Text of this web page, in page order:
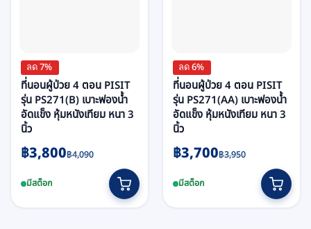
ลด 7%
ที่นอนผู้ป่วย 4 ตอน PISIT
รุ่น PS271(B) เบาะฟองน้ำ
อัดแข็ง หุ้มหนังเทียม หนา 3
นิ้ว
฿4,090
Original
was:
฿3,800
Current
is:มีสต็อก
ลด 6%
ที่นอนผู้ป่วย 4 ตอน PISIT
รุ่น PS271(AA) เบาะฟองน้ำ
อัดแข็ง หุ้มหนังเทียม หนา 3
นิ้ว
฿3,950
Original
was:
฿3,700
Current
is:มีสต็อก